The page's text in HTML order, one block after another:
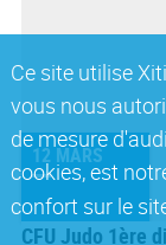
Ce site utilise
vous nous
de mesure
cookies, est
confort sur le
12 MARS
CFU Judo 1ère